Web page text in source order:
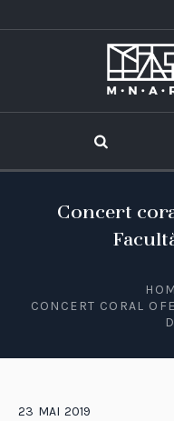
Concert
CONCERT CORAL
23 MAI 2019